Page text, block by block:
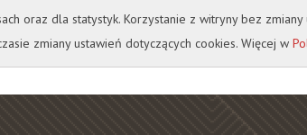
A A A A
oraz dla statystyk. Korzystanie z witryny bez
zmiany ustawień dotyczących cookies. Więcej w